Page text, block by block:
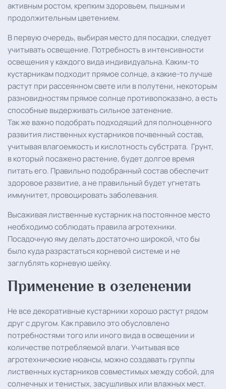
активным ростом, крепким здоровьем, пышным и
продолжительным цветением.
В первую очередь, выбирая место для посадки, следует
учитывать освещение. Потребность в интенсивности
освещения у каждого вида индивидуальна. Каким-то
кустарникам подходит прямое солнце, а какие-то лучше
растут при рассеянном свете или в полутени, некоторым
разновидностям прямое солнце противопоказано, а есть
способные выдерживать сильное затенение.
Так же важно подобрать подходящий для полноценного
развития лиственных кустарников почвенный состав,
учитывая влагоемкость и кислотность субстрата. Грунт,
в который посажено растение, будет долгое время
питать его. Правильно подобранный состав обеспечит
здоровое развитие, а не правильный будет угнетать
иммунитет, провоцировать заболевания.
Высаживая лиственные кустарник на постоянное место
необходимо соблюдать правила агротехники.
Посадочную яму делать достаточно широкой, что бы
было куда разрастаться корневой системе и не
заглублять корневую шейку.
Применение в озеленении
Не все декоративные кустарники хорошо растут рядом
друг с другом. Как правило это обусловлено
потребностями того или иного вида в освещении и
количестве потребляемой влаги. Учитывая все
агротехнические нюансы, можно создавать группы
лиственных кустарников совместимых между собой, для
солнечных и тенистых, засушливых или влажных мест.